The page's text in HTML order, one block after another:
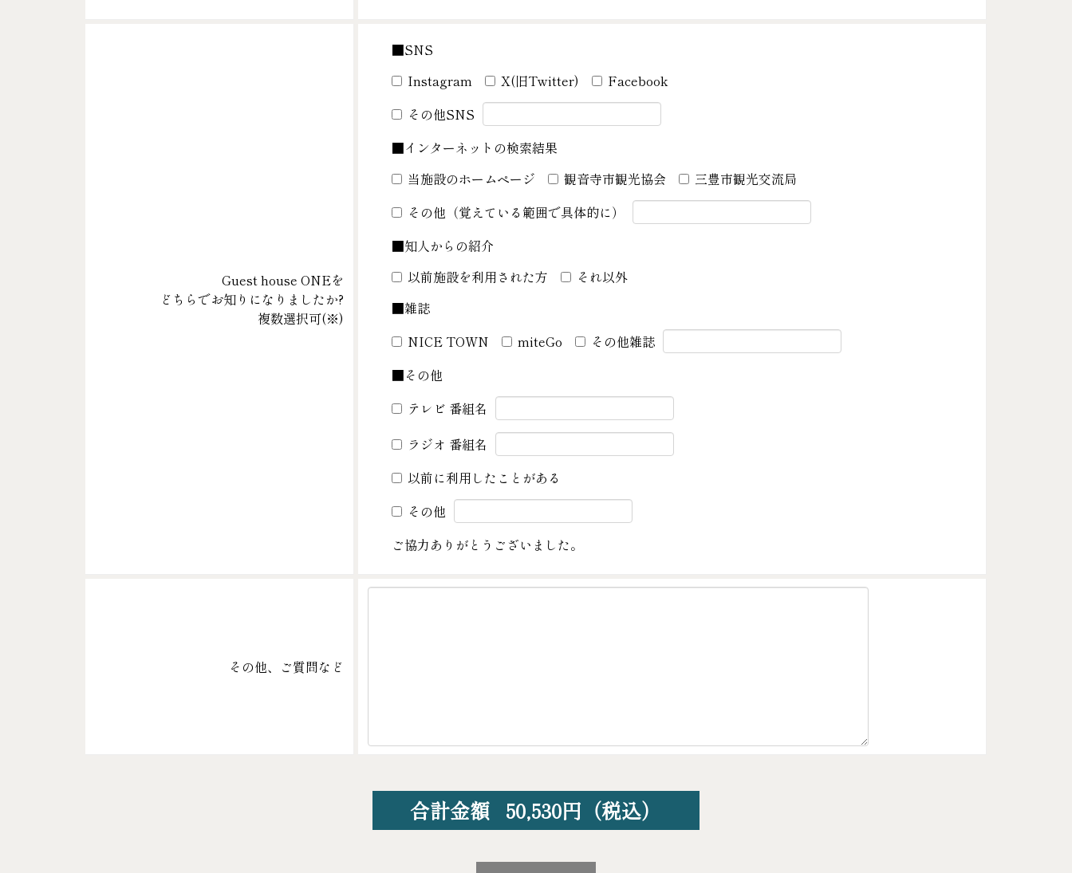
Guest house ONEを
どちらでお知りになりましたか?
複数選択可(※)
■SNS
Instagram
X(旧Twitter)
Facebook
その他SNS
■インターネットの検索結果
当施設のホームページ
観音寺市観光協会
三豊市観光交流局
その他（覚えている範囲で具体的に）
■知人からの紹介
以前施設を利用された方
それ以外
■雑誌
NICE TOWN
miteGo
その他雑誌
■その他
テレビ 番組名
ラジオ 番組名
以前に利用したことがある
その他
ご協力ありがとうございました。
その他、ご質問など
合計金額 50,530円（税込）